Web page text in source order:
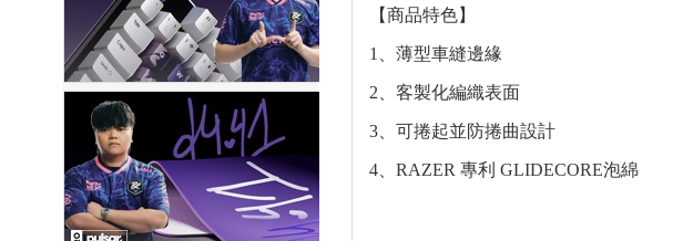
【商品特色】
1、薄型車縫邊緣
2、客製化編織表面
3、可捲起並防捲曲設計
4、RAZER 專利 GLIDECORE泡綿